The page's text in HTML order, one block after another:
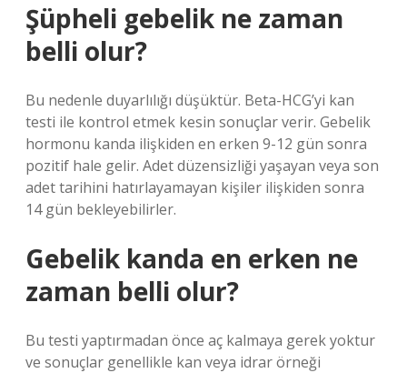
Şüpheli gebelik ne zaman
belli olur?
Bu nedenle duyarlılığı düşüktür. Beta-HCG’yi kan
testi ile kontrol etmek kesin sonuçlar verir. Gebelik
hormonu kanda ilişkiden en erken 9-12 gün sonra
pozitif hale gelir. Adet düzensizliği yaşayan veya son
adet tarihini hatırlayamayan kişiler ilişkiden sonra
14 gün bekleyebilirler.
Gebelik kanda en erken ne
zaman belli olur?
Bu testi yaptırmadan önce aç kalmaya gerek yoktur
ve sonuçlar genellikle kan veya idrar örneği